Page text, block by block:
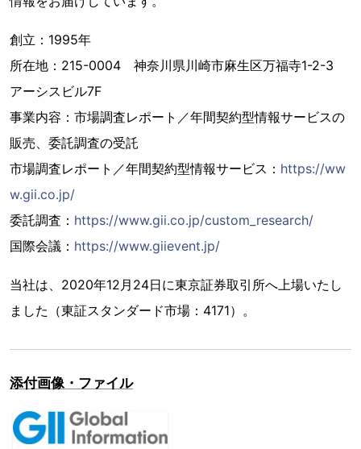
創立：1995年
所在地：215-0004 神奈川県川崎市麻生区万福寺1-2-3
アーシスビル7F
事業内容：市場調査レポート／年間契約型情報サービスの
販売、委託調査の受託
市場調査レポート／年間契約型情報サービス： https://ww
w.gii.co.jp/
委託調査： https://www.gii.co.jp/custom_research/
国際会議： https://www.giievent.jp/
当社は、2020年12月24日に東京証券取引所へ上場いたし
ました（東証スタンダード市場：4171）。
添付画像・ファイル